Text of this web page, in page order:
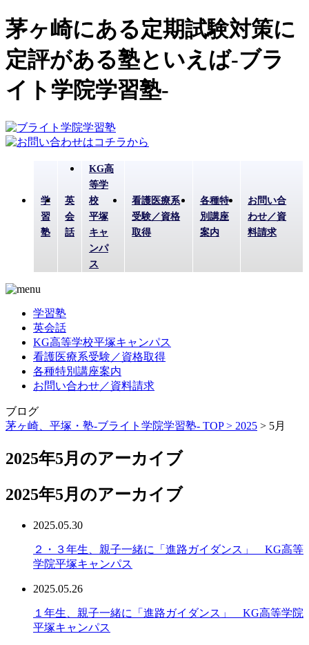
茅ヶ崎にある定期試験対策に
定評がある塾といえば-ブラ
イト学院学習塾-
学
習
塾
英
会
話
KG高
等学
校
平塚
キャ
ンパ
ス
看護医療系
受験／資格
取得
各種特
別講座
案内
お問い合
わせ／資
料請求
学習塾
英会話
KG高等学校平塚キャンパス
看護医療系受験／資格取得
各種特別講座案内
お問い合わせ／資料請求
ブログ
茅ヶ崎、平塚・塾-ブライト学院学習塾- TOP > 2025 > 5月
2025年5月のアーカイブ
2025年5月のアーカイブ
2025.05.30
２・３年生、親子一緒に「進路ガイダンス」 KG高等
学院平塚キャンパス
2025.05.26
１年生、親子一緒に「進路ガイダンス」 KG高等学院
平塚キャンパス